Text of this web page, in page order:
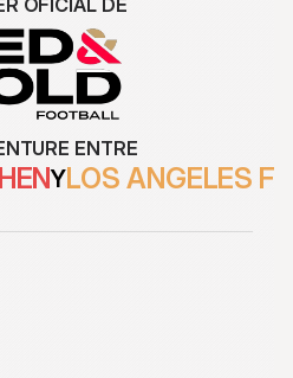
OFICIAL DE
ENTRE
YLOS ANGELES